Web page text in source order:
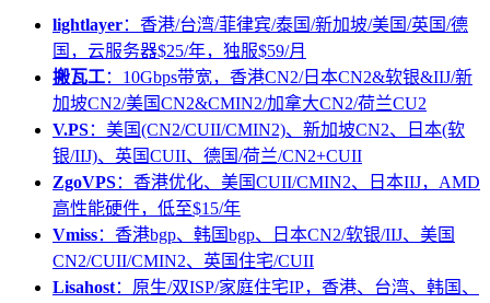
lightlayer：香港/台湾/菲律宾/泰国/新加坡/美国/英国/德
国，云服务器$25/年，独服$59/月
搬瓦工：10Gbps带宽，香港CN2/日本CN2&软银&IIJ/新
加坡CN2/美国CN2&CMIN2/加拿大CN2/荷兰CU2
V.PS：美国(CN2/CUII/CMIN2)、新加坡CN2、日本(软
银/IIJ)、英国CUII、德国/荷兰/CN2+CUII
ZgoVPS：香港优化、美国CUII/CMIN2、日本IIJ，AMD
高性能硬件，低至$15/年
Vmiss：香港bgp、韩国bgp、日本CN2/软银/IIJ、美国
CN2/CUII/CMIN2、英国住宅/CUII
Lisahost：原生/双ISP/家庭住宅IP，香港、台湾、韩国、